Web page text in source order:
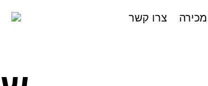
מכירה צרו קשר